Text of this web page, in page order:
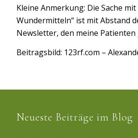
Kleine Anmerkung: Die Sache mit
Wundermitteln“ ist mit Abstand
Newsletter, den meine
Beitragsbild: 123rf.com –
Neueste Beiträge im Blog